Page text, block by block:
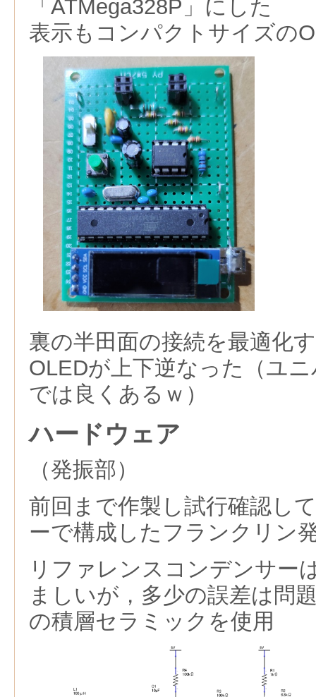
「ATMega328P」にした
表示もコンパクトサイズの
裏の半田面の接続を最適化
OLEDが上下逆なった（ユ
では良くあるｗ）
ハードウェア
（発振部）
前回まで作製し試行確認し
ーで構成したフランクリン
リファレンスコンデンサー
ましいが，多少の誤差は問
の積層セラミックを使用